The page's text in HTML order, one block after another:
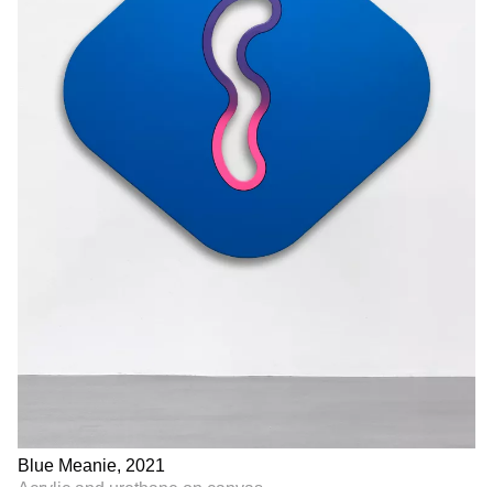
Blue Meanie, 2021